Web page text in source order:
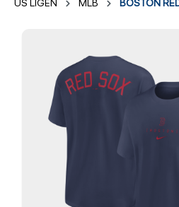
US LIGEN MLB BOSTON